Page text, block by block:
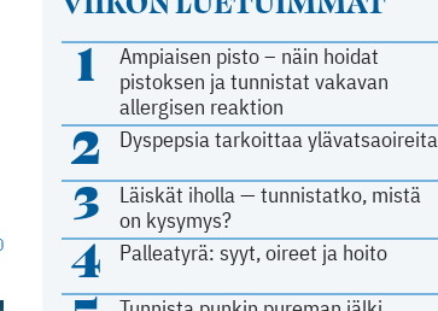
1
Ampiaisen pisto – näin hoidat
pistoksen ja tunnistat vakavan
allergisen reaktion
2 Dyspepsia tarkoittaa ylävatsaoireita
3
Läiskät iholla — tunnistatko, mistä
on kysymys?
4 Palleatyrä: syyt, oireet ja hoito